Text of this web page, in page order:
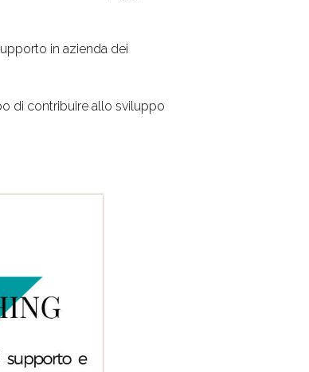
in azienda dei
di contribuire allo sviluppo